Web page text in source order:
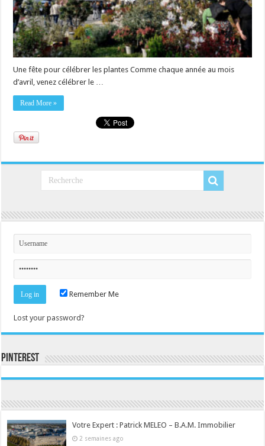
Une fête pour célébrer les plantes Comme chaque année au mois
d’avril, venez célébrer le …
Read More »
Remember Me
Lost your password?
Pinterest
Votre Expert : Patrick MELEO – B.A.M. Immobilier
2 semaines ago